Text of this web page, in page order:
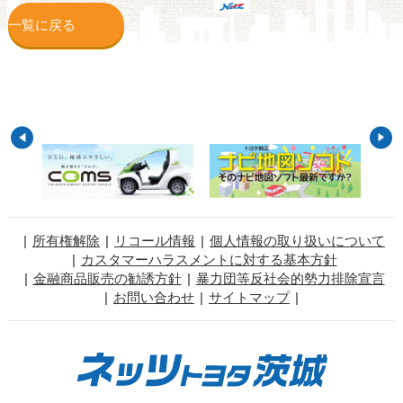
一覧に戻る
所有権解除 リコール情報
個人情報の取り扱いについて
カスタマーハラスメントに対する基本方針
金融商品販売の勧誘方針
暴力団等反社会的勢力排除宣言
お問い合わせ
サイトマップ